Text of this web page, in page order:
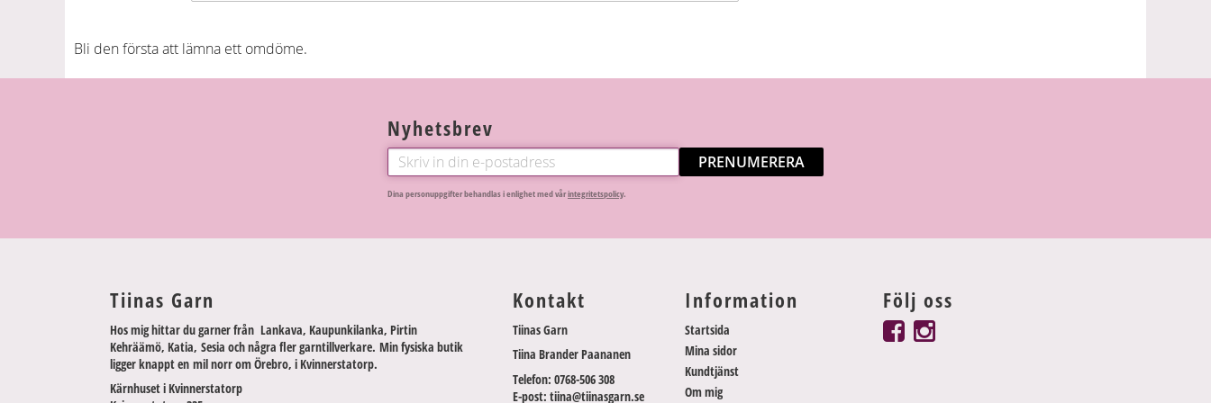
Bli den första att lämna ett omdöme.
Nyhetsbrev
PRENUMERERA
Dina personuppgifter behandlas i enlighet med vårintegritetspolicy.
Tiinas Garn
Hos mig hittar du garner från Lankava, Kaupunkilanka, Pirtin
Kehräämö, Katia, Sesia och några fler garntillverkare. Min fysiska butik
ligger knappt en mil norr om Örebro, i Kvinnerstatorp.
Kärnhuset i Kvinnerstatorp
Kontakt
Tiinas Garn
Tiina Brander Paananen
Telefon: 0768-506 308
E-post: tiina@tiinasgarn.se
Information
Startsida
Mina sidor
Kundtjänst
Om mig
Följ oss